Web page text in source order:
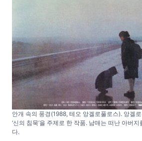
안개 속의 풍경(1988, 테오 앙겔로풀로스). 앙겔로
‘신의 침묵’을 주제로 한 작품. 남매는 떠난 아버
다.